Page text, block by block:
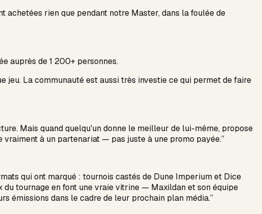
achetées rien que pendant notre Master, dans la foulée de
auprès de 1 200+ personnes.
jeu. La communauté est aussi très investie ce qui permet de faire
Mais quand quelqu'un donne le meilleur de lui-même, propose
à un partenariat — pas juste à une promo payée.”
qui ont marqué : tournois castés de Dune Imperium et Dice
du tournage en font une vraie vitrine — Maxildan et son équipe
émissions dans le cadre de leur prochain plan média.”